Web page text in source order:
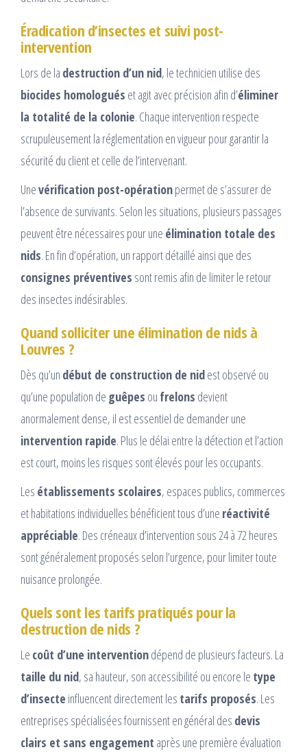
Éradication d’insectes et suivi post-
intervention
Lors de la destruction d’un nid, le technicien utilise des
biocides homologués et agit avec précision afin d’éliminer
la totalité de la colonie. Chaque intervention respecte
scrupuleusement la réglementation en vigueur pour garantir la
sécurité du client et celle de l’intervenant.
Unevérification post-opérationpermet de s’assurer de
l’absence de survivants. Selon les situations, plusieurs passages
peuvent être nécessaires pour une élimination totale des
nids. En fin d’opération, un rapport détaillé ainsi que des
consignes préventives sont remis afin de limiter le retour
des insectes indésirables.
Quand solliciter une élimination de nids à
Louvres ?
Dès qu’un début de construction de nidest observé ou
qu’une population de guêpes ou frelons devient
anormalement dense, il est essentiel de demander une
intervention rapide. Plus le délai entre la détection et l’action
est court, moins les risques sont élevés pour les occupants.
Les établissements scolaires, espaces publics, commerces
et habitations individuelles bénéficient tous d’une réactivité
appréciable. Des créneaux d’intervention sous 24 à 72 heures
sont généralement proposés selon l’urgence, pour limiter toute
nuisance prolongée.
Quels sont les tarifs pratiqués pour la
destruction de nids ?
Le coût d’une interventiondépend de plusieurs facteurs. La
taille du nid, sa hauteur, son accessibilité ou encore le type
d’insecte influencent directement les tarifs proposés. Les
entreprises spécialisées fournissent en général des devis
clairs et sans engagement après une première évaluation